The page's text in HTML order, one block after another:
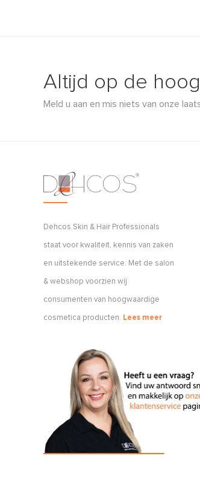
Altijd op de
Meld u aan en mis niets van onze
Dehcos Skin & Hair Professionals
staat voor kwaliteit, kennis van zaken
en uitstekende service. Met de salon
& webshop voorzien wij
consumenten van hoogwaardige
cosmetica producten. Lees meer